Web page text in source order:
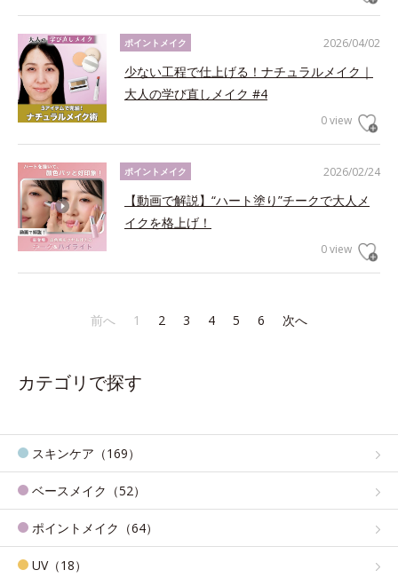
2026/04/02
ポイントメイク
少ない工程で仕上げる！ナチュラルメイク｜
大人の学び直しメイク #4
0 view
2026/02/24
ポイントメイク
【動画で解説】“ハート塗り”チークで大人メ
イクを格上げ！
0 view
前へ 1 2 3 4 5 6 次へ
カテゴリで探す
スキンケア（169）
ベースメイク（52）
ポイントメイク（64）
UV（18）